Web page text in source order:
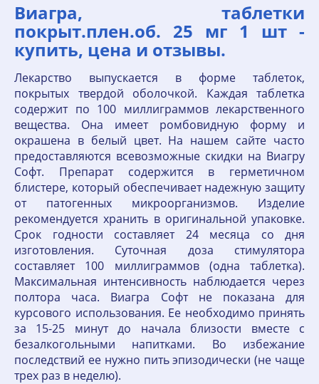
Виагра, таблетки
покрыт.плен.об. 25 мг 1 шт -
купить, цена и отзывы.
Лекарство выпускается в форме таблеток,
покрытых твердой оболочкой. Каждая таблетка
содержит по 100 миллиграммов лекарственного
вещества. Она имеет ромбовидную форму и
окрашена в белый цвет. На нашем сайте часто
предоставляются всевозможные скидки на Виагру
Софт. Препарат содержится в герметичном
блистере, который обеспечивает надежную защиту
от патогенных микроорганизмов. Изделие
рекомендуется хранить в оригинальной упаковке.
Срок годности составляет 24 месяца со дня
изготовления. Суточная доза стимулятора
составляет 100 миллиграммов (одна таблетка).
Максимальная интенсивность наблюдается через
полтора часа. Виагра Софт не показана для
курсового использования. Ее необходимо принять
за 15-25 минут до начала близости вместе с
безалкогольными напитками. Во избежание
последствий ее нужно пить эпизодически (не чаще
трех раз в неделю).